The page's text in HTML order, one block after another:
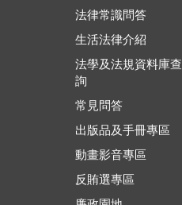
法律常識問答
生活法律介紹
法學及法規資料庫查
詢
常見問答
出版品及手冊專區
動畫影音專區
反賄選專區